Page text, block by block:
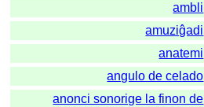
ambli
amuziĝadi
anatemi
angulo de celado
anonci sonorige la finon de